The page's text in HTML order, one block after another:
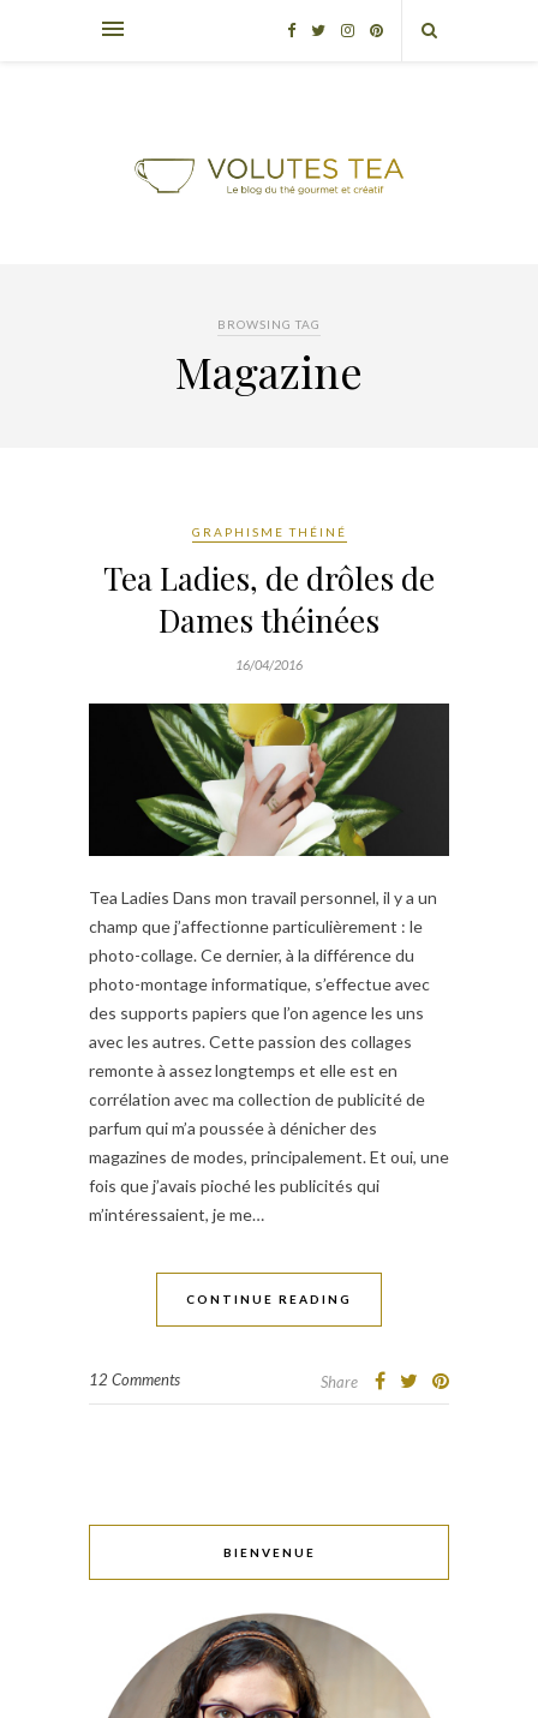
BROWSING TAG
Magazine
GRAPHISME THÉINÉ
Tea Ladies, de drôles de
Dames théinées
16/04/2016
Tea Ladies Dans mon travail personnel, il y a un
champ que j’affectionne particulièrement : le
photo-collage. Ce dernier, à la différence du
photo-montage informatique, s’effectue avec
des supports papiers que l’on agence les uns
avec les autres. Cette passion des collages
remonte à assez longtemps et elle est en
corrélation avec ma collection de publicité de
parfum qui m’a poussée à dénicher des
magazines de modes, principalement. Et oui, une
fois que j’avais pioché les publicités qui
m’intéressaient, je me…
CONTINUE READING
12 Comments Share
BIENVENUE